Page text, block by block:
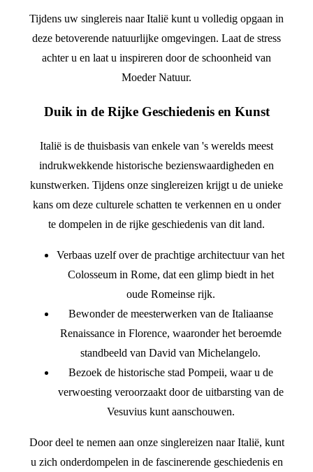
Tijdens uw singlereis naar Italië kunt u volledig opgaan in
deze betoverende natuurlijke omgevingen. Laat de stress
achter u en laat u inspireren door de schoonheid van
Moeder Natuur.
Duik in de Rijke Geschiedenis en Kunst
Italië is de thuisbasis van enkele van 's werelds meest
indrukwekkende historische bezienswaardigheden en
kunstwerken. Tijdens onze singlereizen krijgt u de unieke
kans om deze culturele schatten te verkennen en u onder
te dompelen in de rijke geschiedenis van dit land.
Verbaas uzelf over de prachtige architectuur van het
Colosseum in Rome, dat een glimp biedt in het
oude Romeinse rijk.
Bewonder de meesterwerken van de Italiaanse
Renaissance in Florence, waaronder het beroemde
standbeeld van David van Michelangelo.
Bezoek de historische stad Pompeii, waar u de
verwoesting veroorzaakt door de uitbarsting van de
Vesuvius kunt aanschouwen.
Door deel te nemen aan onze singlereizen naar Italië, kunt
u zich onderdompelen in de fascinerende geschiedenis en